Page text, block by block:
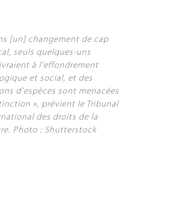
[un] changement de cap
seuls quelques-uns
à l'effondrement
et social, et des
d'espèces sont menacées
», prévient le Tribunal
des droits de la
Photo : Shutterstock